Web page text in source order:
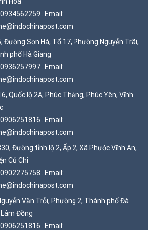
. Email:
Đường Sơn Hà, Tổ 17, Phường Nguyễn Trãi,
phố Hà Giang
. Email:
Quốc lộ 2A, Phúc Thắng, Phúc Yên, Vĩnh
. Email:
Đường tỉnh lộ 2, Ấp 2, Xã Phước Vĩnh An,
Củ Chi
. Email:
Văn Trỗi, Phường 2, Thành phố Đà
Lâm Đồng
. Email: